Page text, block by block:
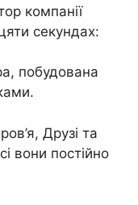
компанії
секундах:
побудована
Друзі та
вони постійно